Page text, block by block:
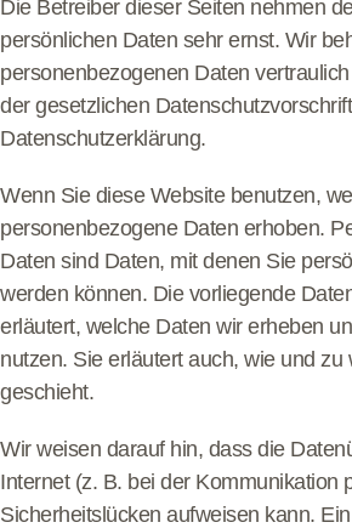
Die Betreiber dieser Seiten nehmen
persönlichen Daten sehr ernst. Wir
personenbezogenen Daten
der gesetzlichen
Datenschutzerklärung.
Wenn Sie diese Website benutzen,
personenbezogene Daten erhoben.
Daten sind Daten, mit denen Sie
werden können. Die vorliegende
erläutert, welche Daten wir erheben
nutzen. Sie erläutert auch, wie und
geschieht.
Wir weisen darauf hin, dass die
Internet (z. B. bei der Kommunikation
Sicherheitslücken aufweisen kann.